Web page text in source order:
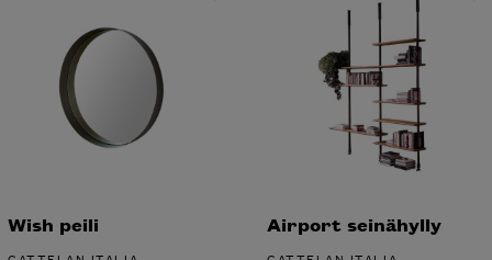
Wish peili Airport seinähylly